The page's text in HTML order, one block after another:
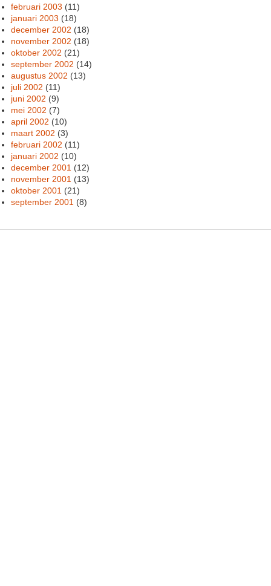
februari 2003 (11)
januari 2003 (18)
december 2002 (18)
november 2002 (18)
oktober 2002 (21)
september 2002 (14)
augustus 2002 (13)
juli 2002 (11)
juni 2002 (9)
mei 2002 (7)
april 2002 (10)
maart 2002 (3)
februari 2002 (11)
januari 2002 (10)
december 2001 (12)
november 2001 (13)
oktober 2001 (21)
september 2001 (8)